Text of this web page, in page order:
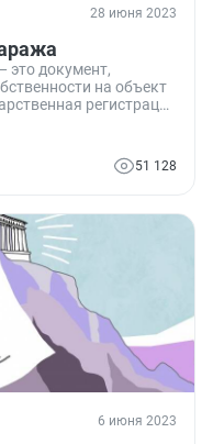
28 июня 2023
это документ,
на объект
регистрация
51 128
6 июня 2023